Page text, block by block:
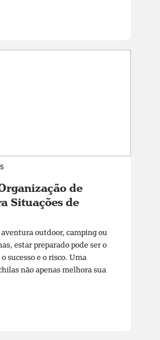
de
Situações de
outdoor, camping ou
estar preparado pode ser o
sucesso e o risco. Uma
não apenas melhora sua